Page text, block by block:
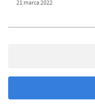
21 marca 2022